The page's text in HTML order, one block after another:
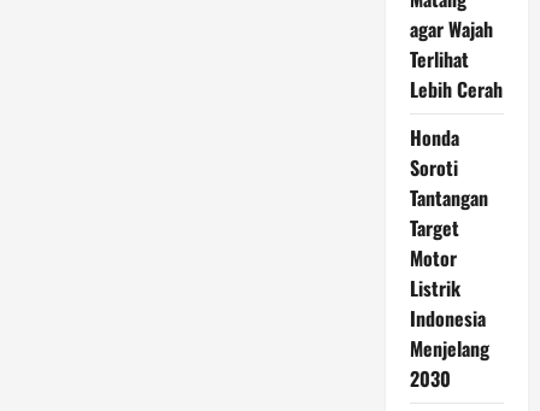
agar Wajah
Terlihat
Lebih Cerah
Honda
Soroti
Tantangan
Target
Motor
Listrik
Indonesia
Menjelang
2030